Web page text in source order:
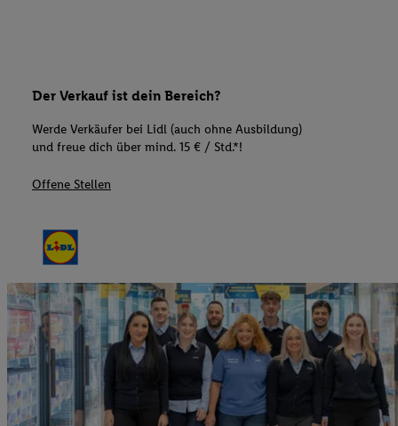
Der Verkauf ist dein Bereich?
Werde Verkäufer bei Lidl (auch ohne Ausbildung)
und freue dich über mind. 15 € / Std.*!
Offene Stellen